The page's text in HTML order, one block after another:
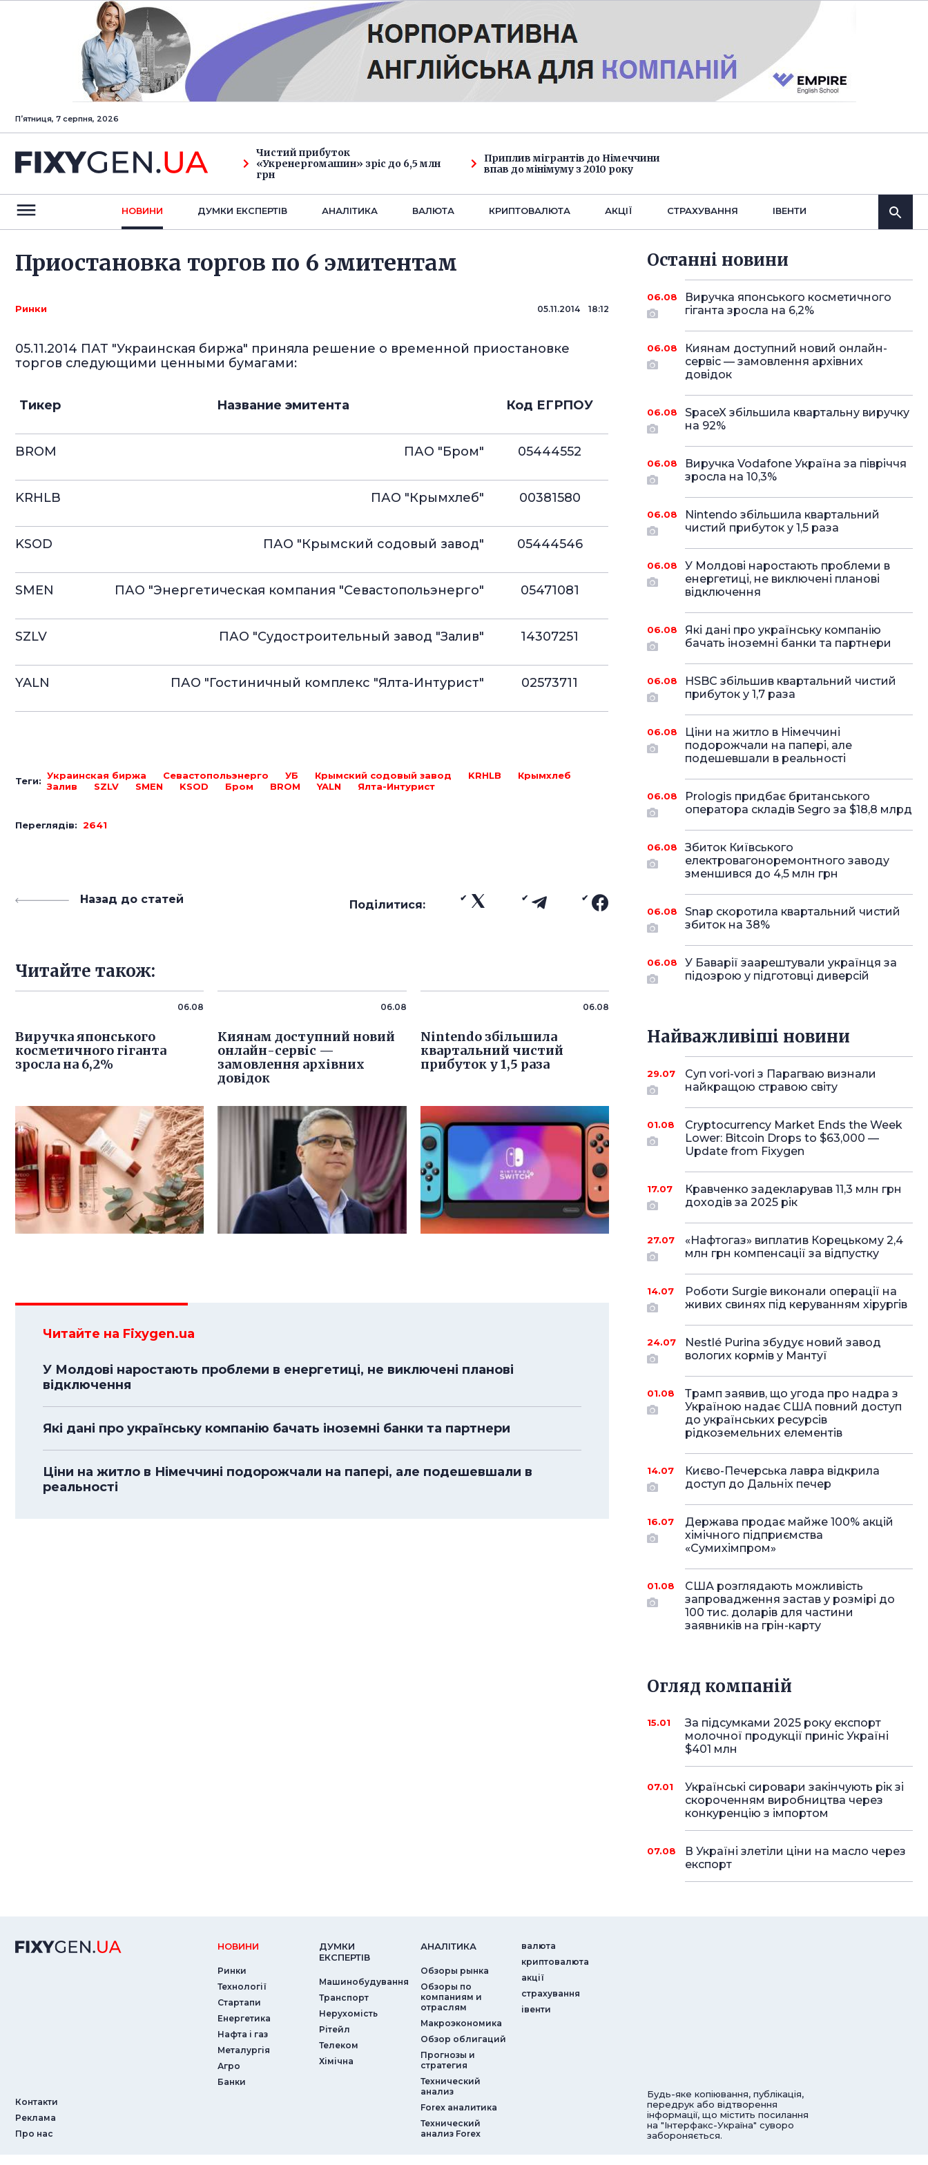
Пʼятниця, 7 серпня, 2026
Чистий прибуток
«Укренергомашин» зріс до 6,5 млн
грн
Приплив мігрантів до Німеччини
впав до мінімуму з 2010 року
НОВИНИ ДУМКИ ЕКСПЕРТIВ АНАЛIТИКА ВАЛЮТА КРИПТОВАЛЮТА АКЦІЇ СТРАХУВАННЯ IВЕНТИ
Приостановка торгов по 6 эмитентам
Ринки 05.11.2014 18:12
05.11.2014 ПАТ "Украинская биржа" приняла решение о временной приостановке
торгов следующими ценными бумагами:
Тикер Название эмитента Код ЕГРПОУ
BROM ПАО "Бром" 05444552
KRHLB ПАО "Крымхлеб" 00381580
KSOD ПАО "Крымский содовый завод" 05444546
SMEN ПАО "Энергетическая компания "Севастопольэнерго" 05471081
SZLV ПАО "Судостроительный завод "Залив" 14307251
YALN ПАО "Гостиничный комплекс "Ялта-Интурист" 02573711
Теги: Украинская биржа Севастопольэнерго УБ Крымский содовый завод KRHLB
Крымхлеб
Залив
SZLV SMEN KSOD Бром BROM YALN Ялта-Интурист
Переглядів: 2641
Назад до статей Поділитися:
Читайте також:
06.08
Виручка японського
косметичного гіганта
зросла на 6,2%
06.08
Киянам доступний новий
онлайн-сервіс —
замовлення архівних
довідок
06.08
Nintendo збільшила
квартальний чистий
прибуток у 1,5 раза
Читайте на Fixygen.ua
У Молдові наростають проблеми в енергетиці, не виключені планові
відключення
Які дані про українську компанію бачать іноземні банки та партнери
Ціни на житло в Німеччині подорожчали на папері, але подешевшали в
реальності
Останнi новини
06.08
Виручка японського косметичного
гіганта зросла на 6,2%
06.08
Киянам доступний новий онлайн-
сервіс — замовлення архівних
довідок
06.08
SpaceX збільшила квартальну виручку
на 92%
06.08
Виручка Vodafone Україна за півріччя
зросла на 10,3%
06.08
Nintendo збільшила квартальний
чистий прибуток у 1,5 раза
06.08
У Молдові наростають проблеми в
енергетиці, не виключені планові
відключення
06.08
Які дані про українську компанію
бачать іноземні банки та партнери
06.08
HSBC збільшив квартальний чистий
прибуток у 1,7 раза
06.08
Ціни на житло в Німеччині
подорожчали на папері, але
подешевшали в реальності
06.08
Prologis придбає британського
оператора складів Segro за $18,8 млрд
06.08
Збиток Київського
електровагоноремонтного заводу
зменшився до 4,5 млн грн
06.08
Snap скоротила квартальний чистий
збиток на 38%
06.08
У Баварії заарештували українця за
підозрою у підготовці диверсій
Найважливіші новини
29.07
Суп vori-vori з Парагваю визнали
найкращою стравою світу
01.08
Cryptocurrency Market Ends the Week
Lower: Bitcoin Drops to $63,000 —
Update from Fixygen
17.07
Кравченко задекларував 11,3 млн грн
доходів за 2025 рік
27.07
«Нафтогаз» виплатив Корецькому 2,4
млн грн компенсації за відпустку
14.07
Роботи Surgie виконали операції на
живих свинях під керуванням хірургів
24.07
Nestlé Purina збудує новий завод
вологих кормів у Мантуї
01.08
Трамп заявив, що угода про надра з
Україною надає США повний доступ
до українських ресурсів
рідкоземельних елементів
14.07
Києво-Печерська лавра відкрила
доступ до Дальніх печер
16.07
Держава продає майже 100% акцій
хімічного підприємства
«Сумихімпром»
01.08
США розглядають можливість
запровадження застав у розмірі до
100 тис. доларів для частини
заявників на грін-карту
Огляд компаній
15.01
За підсумками 2025 року експорт
молочної продукції приніс Україні
$401 млн
07.01
Українські сировари закінчують рік зі
скороченням виробництва через
конкуренцію з імпортом
07.08
В Україні злетіли ціни на масло через
експорт
Контакти
Реклама
Про нас
НОВИНИ
Ринки
Технології
Стартапи
Енергетика
Нафта і газ
Металургія
Агро
Банки
ДУМКИ
ЕКСПЕРТIВ
Машинобудування
Транспорт
Нерухомість
Рітейл
Телеком
Хімічна
АНАЛIТИКА
Обзоры рынка
Обзоры по
компаниям и
отраслям
Макроэкономика
Обзор облигаций
Прогнозы и
стратегия
Технический
анализ
Forex аналитика
Технический
анализ Forex
валюта
криптовалюта
акції
страхування
iвенти
Будь-яке копіювання, публікація,
передрук або відтворення
інформації, що містить посилання
на "Інтерфакс-Україна" суворо
забороняється.